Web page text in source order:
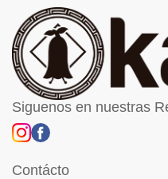
Siguenos en nuestras
Contácto